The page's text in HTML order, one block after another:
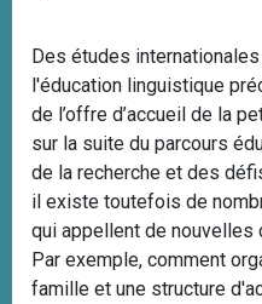
Des études
l'éducation linguistique
de l’offre d’accueil de la
sur la suite du parcours
de la recherche et des
il existe toutefois de
qui appellent de
Par exemple, comment
famille et une structure